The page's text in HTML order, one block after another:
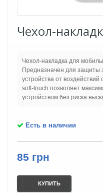
Чехол-
Чехол-накладка для
Предназначен для защиты
устройства от
soft-touch позволяет
устройством без риска
Есть в наличии
85 грн
КУПИТЬ